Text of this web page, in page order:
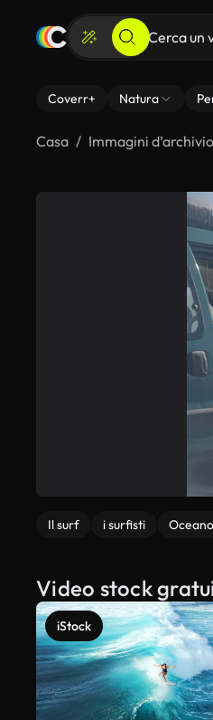
Coverr+ Natura
Casa Immagini
Il surf i surfisti Oceano
Video stock
iStock